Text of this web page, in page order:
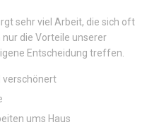
sehr viel Arbeit, die sich oft
die Vorteile unserer
Entscheidung treffen.
verschönert
ums Haus